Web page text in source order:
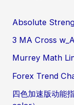
Absolute
3 MA Cross
Murrey Math
Forex Trend
四色加速版动能